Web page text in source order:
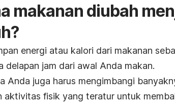
makanan diubah
energi atau kalori dari makanan
delapan jam dari awal Anda makan.
Anda juga harus mengimbangi
aktivitas fisik yang teratur untuk